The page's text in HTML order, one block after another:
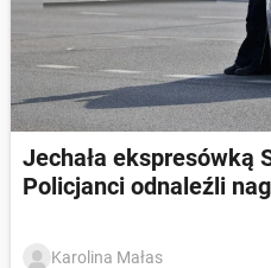
Jechała ekspresówką
Policjanci odnaleźli
Karolina Małas